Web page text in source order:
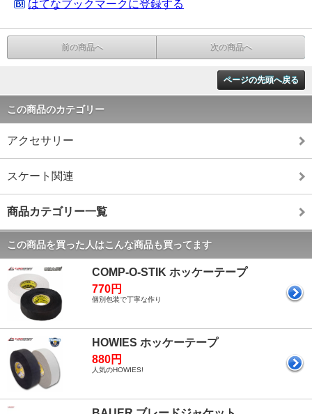
はてなブックマークに登録する
前の商品へ 次の商品へ
ページの先頭へ戻る
この商品のカテゴリー
アクセサリー
スケート関連
商品カテゴリー一覧
この商品を買った人はこんな商品も買ってます
COMP-O-STIK ホッケーテープ
770円
個別包装で丁寧な作り
HOWIES ホッケーテープ
880円
人気のHOWIES!